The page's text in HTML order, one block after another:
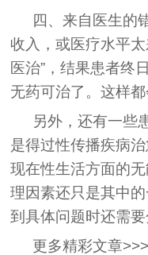
四、来自医生的
收入，或医疗水平太
医治”，结果患者终
无药可治了。这样都
另外，还有一些
是得过性传播疾病
现在性生活方面的
理因素还只是其中
到具体问题时还需要
更多精彩文章>>>